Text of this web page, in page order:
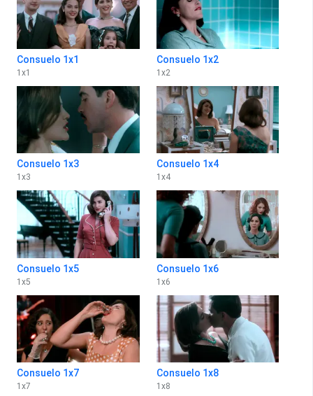
Consuelo 1x1
1 x1
Consuelo 1x2
1 x2
Consuelo 1x3
1 x3
Consuelo 1x4
1 x4
Consuelo 1x5
1 x5
Consuelo 1x6
1 x6
Consuelo 1x7
1 x7
Consuelo 1x8
1 x8